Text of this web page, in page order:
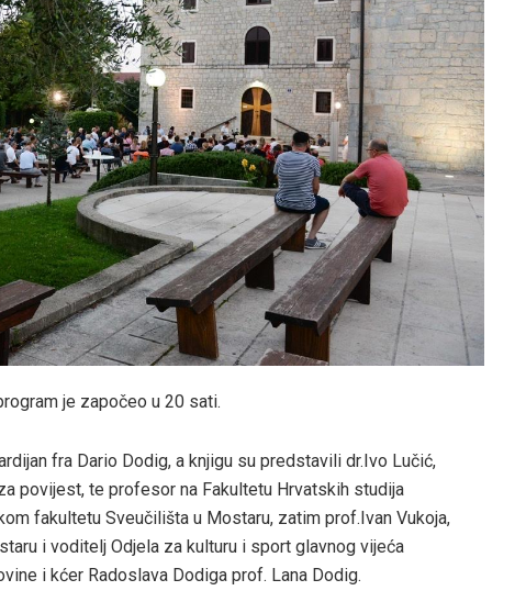
je započeo u 20 sati.
fra Dario Dodig, a knjigu su predstavili dr.Ivo Lučić,
povijest, te profesor na Fakultetu Hrvatskih studija
fakultetu Sveučilišta u Mostaru, zatim prof.Ivan Vukoja,
i voditelj Odjela za kulturu i sport glavnog vijeća
i kćer Radoslava Dodiga prof. Lana Dodig.